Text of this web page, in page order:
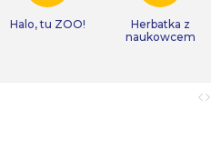
Halo, tu ZOO!
Herbatka z
naukowcem